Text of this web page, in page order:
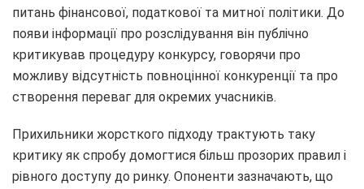
питань фінансової, податкової та митної політики. До
появи інформації про розслідування він публічно
критикував процедуру конкурсу, говорячи про
можливу відсутність повноцінної конкуренції та про
створення переваг для окремих учасників.
Прихильники жорсткого підходу трактують таку
критику як спробу домогтися більш прозорих правил і
рівного доступу до ринку. Опоненти зазначають, що